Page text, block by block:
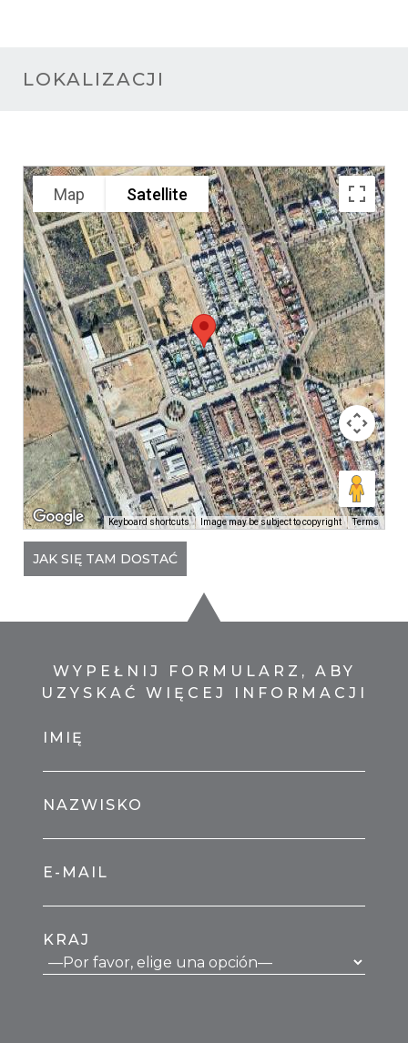
LOKALIZACJI
Map Satellite
Keyboard shortcuts Image may be subject to copyright Terms
JAK SIĘ TAM DOSTAĆ
WYPEŁNIJ FORMULARZ, ABY
UZYSKAĆ WIĘCEJ INFORMACJI
IMIĘ
NAZWISKO
E-MAIL
KRAJ